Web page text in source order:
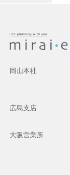
岡山本社
広島支店
大阪営業所